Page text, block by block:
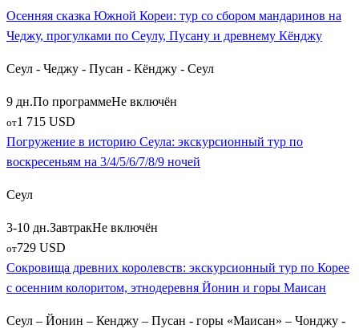
Осенняя сказка Южной Кореи: тур со сбором мандаринов на
Чеджу, прогулками по Сеулу, Пусану и древнему Кёнджу
Сеул - Чеджу - Пусан - Кёнджу - Сеул
9 дн.По программеНе включён
от1 715 USD
Погружение в историю Сеула: экскурсионный тур по
воскресеньям на 3/4/5/6/7/8/9 ночей
Сеул
3-10 дн.ЗавтракНе включён
от729 USD
Сокровища древних королевств: экскурсионный тур по Корее
с осенним колоритом, этнодеревня Йонин и горы Маисан
Сеул – Йонин – Кенджу – Пусан - горы «Маисан» – Чонджу -